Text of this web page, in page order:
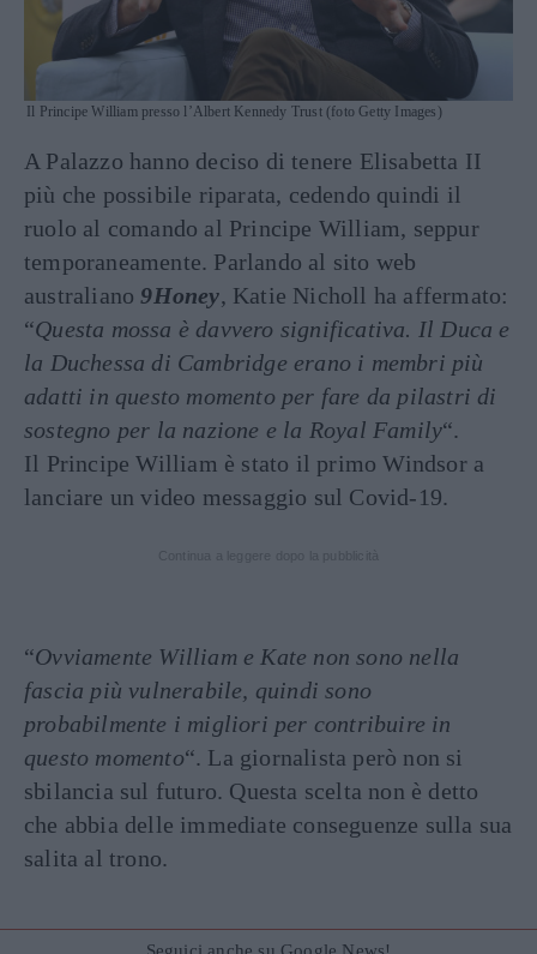
Il Principe William presso l’Albert Kennedy Trust (foto Getty Images)
A Palazzo hanno deciso di tenere Elisabetta II
più che possibile riparata, cedendo quindi il
ruolo al comando al Principe William, seppur
temporaneamente. Parlando al sito web
australiano9Honey, Katie Nicholl ha affermato:
“Questa mossa è davvero significativa. Il Duca e
la Duchessa di Cambridge erano i membri più
adatti in questo momento per fare da pilastri di
sostegno per la nazione e la Royal Family“.
Il Principe William è stato il primo Windsor a
lanciare un video messaggio sul Covid-19.
“Ovviamente William e Kate non sono nella
fascia più vulnerabile, quindi sono
probabilmente i migliori per contribuire in
questo momento“. La giornalista però non si
sbilancia sul futuro. Questa scelta non è detto
che abbia delle immediate conseguenze sulla sua
salita al trono.